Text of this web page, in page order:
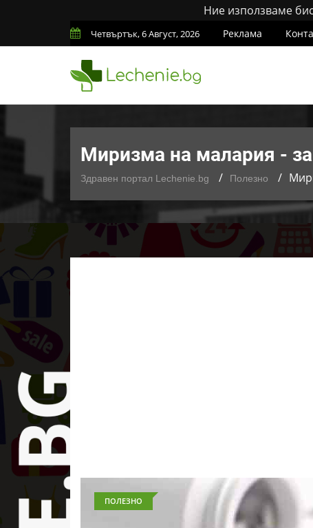
Ние използваме
Четвъртък, 6 Август, 2026 Реклама
Миризма на малария -
Здравен портал Lechenie.bg Полезно
ПОЛЕЗНО